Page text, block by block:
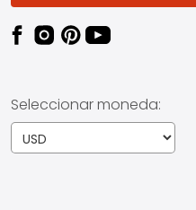
Seleccionar moneda: